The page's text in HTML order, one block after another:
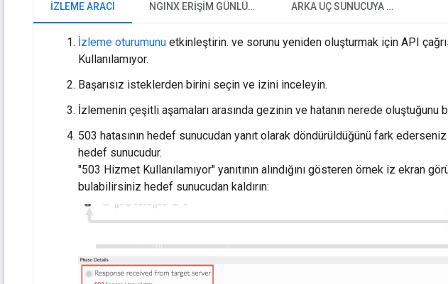
İZLEME ARACI NGINX ERIŞIM GÜNLÜKLERI ARKA UÇ SUNUCUYA ÇAĞRI
İzleme oturumunu etkinleştirin. ve sorunu yeniden oluşturmak için API
Kullanılamıyor.
Başarısız isteklerden birini seçin ve izini inceleyin.
İzlemenin çeşitli aşamaları arasında gezinin ve hatanın nerede oluştuğunu
503 hatasının hedef sunucudan yanıt olarak döndürüldüğünü fark
hedef sunucudur.
"503 Hizmet Kullanılamıyor" yanıtının alındığını gösteren örnek iz ekran
bulabilirsiniz hedef sunucudan kaldırın: